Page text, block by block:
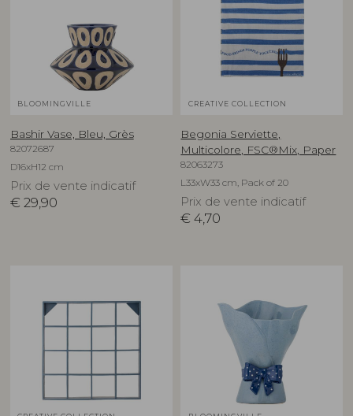
BLOOMINGVILLE
Bashir Vase, Bleu, Grès
82072687
D16xH12 cm
Prix de vente indicatif
€ 29,90
CREATIVE COLLECTION
Begonia Serviette,
Multicolore, FSC®Mix, Paper
82063273
L33xW33 cm, Pack of 20
Prix de vente indicatif
€ 4,70